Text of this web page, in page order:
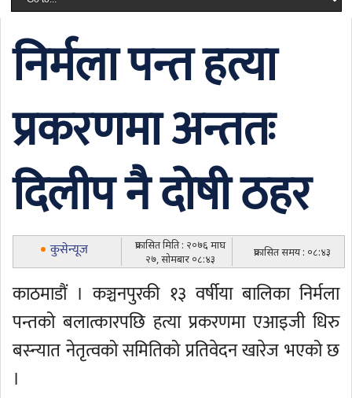
निर्मला पन्त हत्या
प्रकरणमा अन्ततः
दिलीप नै दोषी ठहर
कुसेन्यूज
प्रकासित मिति : २०७६ माघ
२७, सोमबार ०८:४३
प्रकासित समय : ०८:४३
काठमाडौं । कञ्चनपुरकी १३ वर्षीया बालिका निर्मला
पन्तको बलात्कारपछि हत्या प्रकरणमा एआइजी धिरु
बस्न्यात नेतृत्वको समितिको प्रतिवेदन खारेज भएको छ
।